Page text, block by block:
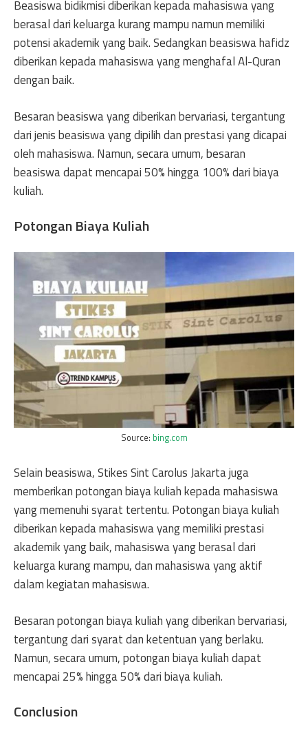
Beasiswa bidikmisi diberikan kepada mahasiswa yang
berasal dari keluarga kurang mampu namun memiliki
potensi akademik yang baik. Sedangkan beasiswa hafidz
diberikan kepada mahasiswa yang menghafal Al-Quran
dengan baik.
Besaran beasiswa yang diberikan bervariasi, tergantung
dari jenis beasiswa yang dipilih dan prestasi yang dicapai
oleh mahasiswa. Namun, secara umum, besaran
beasiswa dapat mencapai 50% hingga 100% dari biaya
kuliah.
Potongan Biaya Kuliah
Source: bing.com
Selain beasiswa, Stikes Sint Carolus Jakarta juga
memberikan potongan biaya kuliah kepada mahasiswa
yang memenuhi syarat tertentu. Potongan biaya kuliah
diberikan kepada mahasiswa yang memiliki prestasi
akademik yang baik, mahasiswa yang berasal dari
keluarga kurang mampu, dan mahasiswa yang aktif
dalam kegiatan mahasiswa.
Besaran potongan biaya kuliah yang diberikan bervariasi,
tergantung dari syarat dan ketentuan yang berlaku.
Namun, secara umum, potongan biaya kuliah dapat
mencapai 25% hingga 50% dari biaya kuliah.
Conclusion